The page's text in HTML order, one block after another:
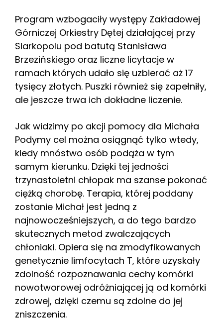
Program wzbogaciły występy Zakładowej
Górniczej Orkiestry Dętej działającej przy
Siarkopolu pod batutą Stanisława
Brzezińskiego oraz liczne licytacje w
ramach których udało się uzbierać aż 17
tysięcy złotych. Puszki również się zapełniły,
ale jeszcze trwa ich dokładne liczenie.
Jak widzimy po akcji pomocy dla Michała
Podymy cel można osiągnąć tylko wtedy,
kiedy mnóstwo osób podąża w tym
samym kierunku. Dzięki tej jedności
trzynastoletni chłopak ma szanse pokonać
ciężką chorobę. Terapia, której poddany
zostanie Michał jest jedną z
najnowocześniejszych, a do tego bardzo
skutecznych metod zwalczających
chłoniaki. Opiera się na zmodyfikowanych
genetycznie limfocytach T, które uzyskały
zdolność rozpoznawania cechy komórki
nowotworowej odróżniającej ją od komórki
zdrowej, dzięki czemu są zdolne do jej
zniszczenia.